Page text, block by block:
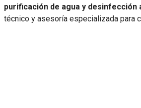
purificación de agua y desinfección
técnico y asesoría especializada para